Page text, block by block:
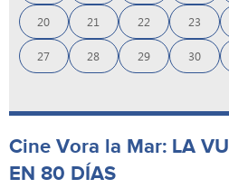
20 21 22 23
27 28 29 30
Cine Vora la Mar: LA
EN 80 DÍAS